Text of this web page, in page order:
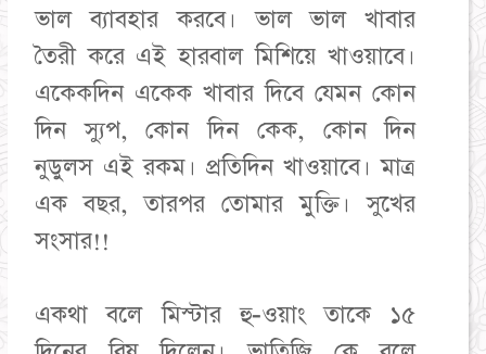
ভাল ব্যাবহার করবে। ভাল ভাল খাবার
তৈরী করে এই হারবাল মিশিয়ে খাওয়াবে।
একেকদিন একেক খাবার দিবে যেমন কোন
দিন স্যুপ, কোন দিন কেক, কোন দিন
নুডুলস এই রকম। প্রতিদিন খাওয়াবে। মাত্র
এক বছর, তারপর তোমার মুক্তি। সুখের
সংসার!!
একথা বলে মিস্টার হু-ওয়াং তাকে ১৫